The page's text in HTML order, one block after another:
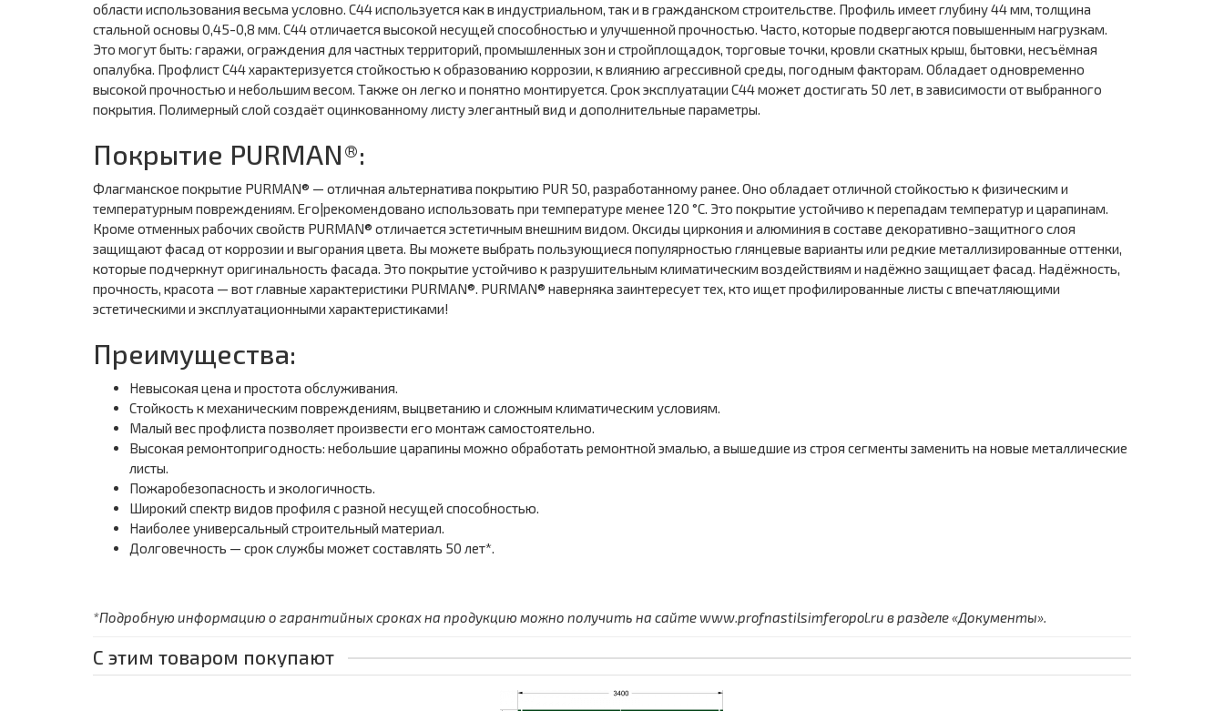
области использования весьма условно. С44 используется как в индустриальном, так и в гражданском строительстве. Профиль имеет глубину 44 мм, толщина
стальной основы 0,45-0,8 мм. С44 отличается высокой несущей способностью и улучшенной прочностью. Часто, которые подвергаются повышенным нагрузкам.
Это могут быть: гаражи, ограждения для частных территорий, промышленных зон и стройплощадок, торговые точки, кровли скатных крыш, бытовки, несъёмная
опалубка. Профлист С44 характеризуется стойкостью к образованию коррозии, к влиянию агрессивной среды, погодным факторам. Обладает одновременно
высокой прочностью и небольшим весом. Также он легко и понятно монтируется. Срок эксплуатации С44 может достигать 50 лет, в зависимости от выбранного
покрытия. Полимерный слой создаёт оцинкованному листу элегантный вид и дополнительные параметры.
Покрытие PURMAN®:
Флагманское покрытие PURMAN® — отличная альтернатива покрытию PUR 50, разработанному ранее. Оно обладает отличной стойкостью к физическим и
температурным повреждениям. Его|рекомендовано использовать при температуре менее 120 °С. Это покрытие устойчиво к перепадам температур и царапинам.
Кроме отменных рабочих свойств PURMAN® отличается эстетичным внешним видом. Оксиды циркония и алюминия в составе декоративно-защитного слоя
защищают фасад от коррозии и выгорания цвета. Вы можете выбрать пользующиеся популярностью глянцевые варианты или редкие металлизированные оттенки,
которые подчеркнут оригинальность фасада. Это покрытие устойчиво к разрушительным климатическим воздействиям и надёжно защищает фасад. Надёжность,
прочность, красота — вот главные характеристики PURMAN®. PURMAN® наверняка заинтересует тех, кто ищет профилированные листы с впечатляющими
эстетическими и эксплуатационными характеристиками!
Преимущества:
Невысокая цена и простота обслуживания.
Стойкость к механическим повреждениям, выцветанию и сложным климатическим условиям.
Малый вес профлиста позволяет произвести его монтаж самостоятельно.
Высокая ремонтопригодность: небольшие царапины можно обработать ремонтной эмалью, а вышедшие из строя сегменты заменить на новые металлические
листы.
Пожаробезопасность и экологичность.
Широкий спектр видов профиля с разной несущей способностью.
Наиболее универсальный строительный материал.
Долговечность — срок службы может составлять 50 лет*.
*Подробную информацию о гарантийных сроках на продукцию можно получить на сайте www.profnastilsimferopol.ru в разделе «Документы».
С этим товаром покупают